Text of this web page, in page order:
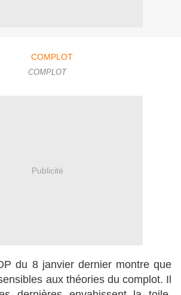
COMPLOT
Publicité
du 8 janvier dernier montre que
aux théories du complot. Il